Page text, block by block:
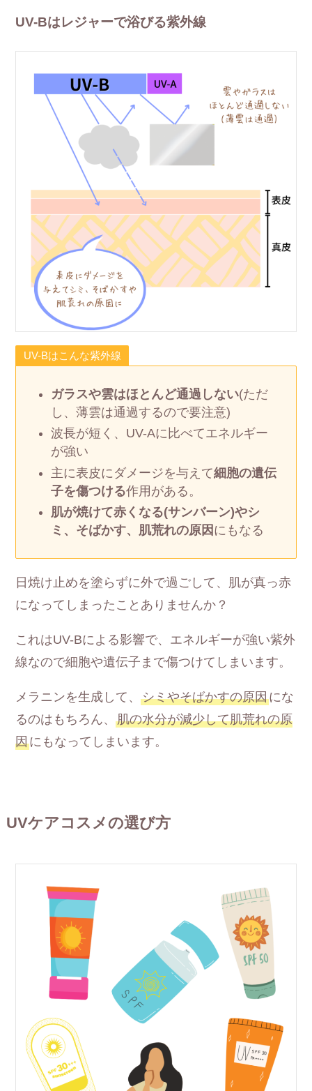
UV-Bはレジャーで浴びる紫外線
UV-Bはこんな紫外線
ガラスや雲はほとんど通過しない(ただ
し、薄雲は通過するので要注意)
波長が短く、UV-Aに比べてエネルギー
が強い
主に表皮にダメージを与えて細胞の遺伝
子を傷つける作用がある。
肌が焼けて赤くなる(サンバーン)やシ
ミ、そばかす、肌荒れの原因 にもなる
日焼け止めを塗らずに外で過ごして、肌が真っ赤
になってしまったことありませんか？
これはUV-Bによる影響で、エネルギーが強い紫外
線なので細胞や遺伝子まで傷つけてしまいます。
メラニンを生成して、シミやそばかすの原因にな
るのはもちろん、肌の水分が減少して肌荒れの原
因にもなってしまいます。
UVケアコスメの選び方